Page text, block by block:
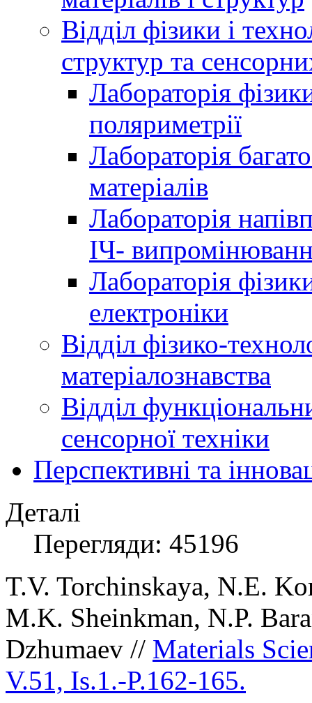
Відділ фізики і
структур та
Лабораторія
поляриметрії
Лабораторія
матеріалів
Лабораторія
ІЧ-
Лабораторія
електроніки
Відділ фізико-
матеріалознавства
Відділ
сенсорної техніки
Перспективні та
Деталі
Перегляди: 45196
T.V. Torchinskaya, N.E.
M.K. Sheinkman, N.P.
Dzhumaev // Materials
V.51, Is.1.-P.162-165.